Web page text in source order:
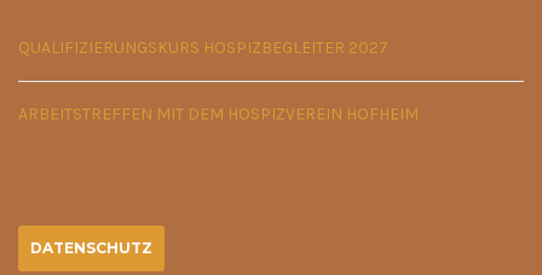
QUALIFIZIERUNGSKURS HOSPIZBEGLEITER 2027
ARBEITSTREFFEN MIT DEM HOSPIZVEREIN HOFHEIM
DATENSCHUTZ